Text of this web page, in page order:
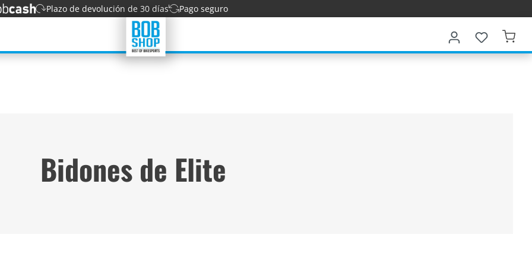
Plazo de devolución de 30 días Pago seguro
Bidones de Elite